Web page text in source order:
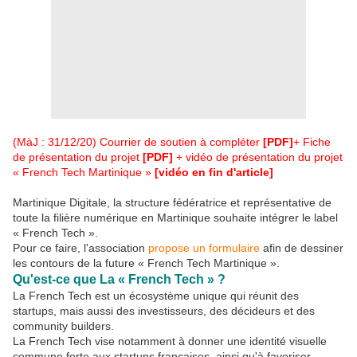
(MàJ : 31/12/20) Courrier de soutien à compléter [PDF]+ Fiche
de présentation du projet [PDF] + vidéo de présentation du projet
« French Tech Martinique » [vidéo en fin d'article]
Martinique Digitale, la structure fédératrice et représentative de
toute la filière numérique en Martinique souhaite intégrer le label
« French Tech ».
Pour ce faire, l'association propose un formulaire afin de dessiner
les contours de la future « French Tech Martinique ».
Qu'est-ce que La « French Tech » ?
La French Tech est un écosystème unique qui réunit des
startups, mais aussi des investisseurs, des décideurs et des
community builders.
La French Tech vise notamment à donner une identité visuelle